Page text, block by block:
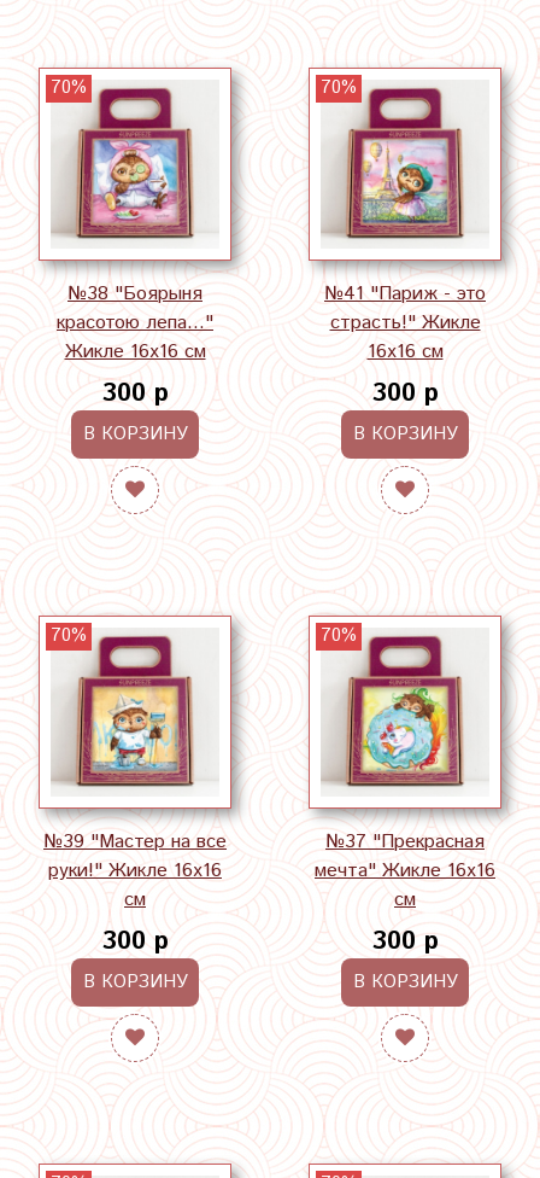
70%
№38 "Боярыня
красотою лепа..."
Жикле 16х16 см
300 р
В КОРЗИНУ
70%
№41 "Париж - это
страсть!" Жикле
16х16 см
300 р
В КОРЗИНУ
70%
№39 "Мастер на все
руки!" Жикле 16х16
см
300 р
В КОРЗИНУ
70%
№37 "Прекрасная
мечта" Жикле 16х16
см
300 р
В КОРЗИНУ